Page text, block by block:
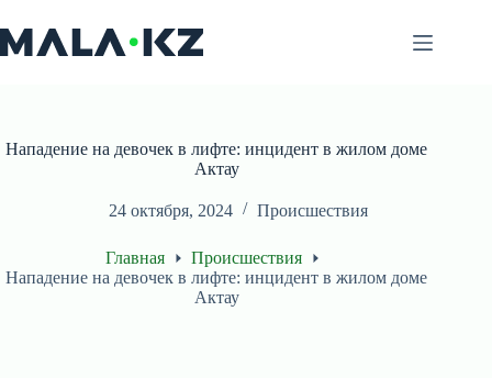
к
сути
Нападение на девочек в лифте: инцидент в жилом доме
Актау
24 октября, 2024 Происшествия
Главная
Происшествия
Нападение на девочек в лифте: инцидент в жилом доме
Актау